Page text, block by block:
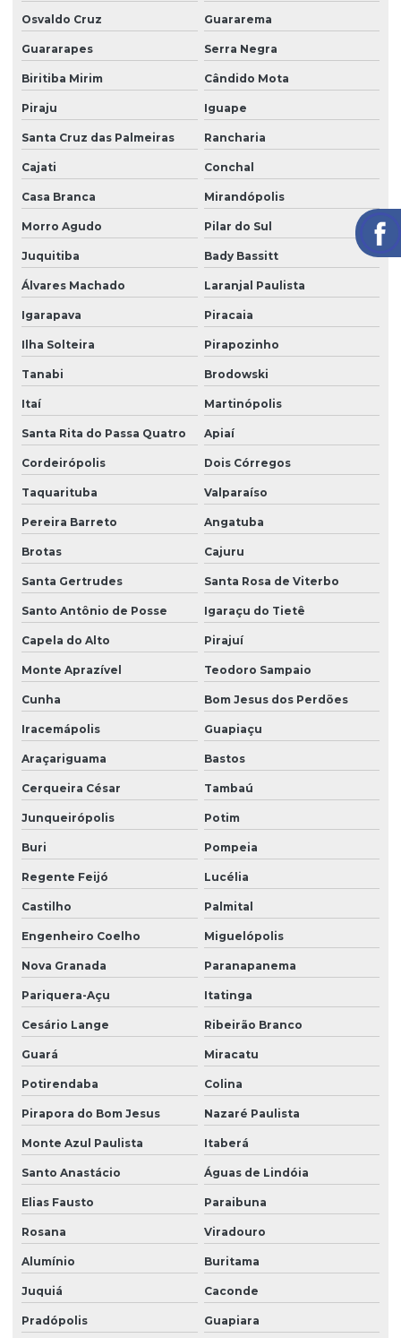
Portaria remota preço
Portaria e zeladoria
Portaria e zeladoria terceirizadas
Poste de câmeras
Recepção e portaria
Recepção e segurança em portarias
Recepção terceirização
Segurança eletrônica
Segurança portaria zeladoria
Serviço de câmeras 24 horas
Serviço de facilities
Serviço de limpeza para empresas
Serviço de limpeza com equipamentos profissionais
Serviço de limpeza terceirizado
Serviço de limpeza terceirizado preço
Serviço de limpeza de vidros
Serviço de limpeza zeladoria
Serviço de portaria virtual
Serviço de portaria e zeladoria
Serviço de terceirização de limpeza
Serviço terceirizado de limpeza
Serviço de zelador condomínio
Serviços de portaria e limpeza
Serviços de portaria e recepção
Serviços de recepção e portaria
Serviços de terceirização de recepção
Serviços de zeladoria limpeza
Serviços de zeladoria e segurança em condomínios
Sistema de portaria virtual
Soluções em facilities
Terceirização de limpeza
Terceirização de zeladoria
Terceirizada de limpeza
Osvaldo Cruz Guararema
Guararapes Serra Negra
Biritiba Mirim Cândido Mota
Piraju Iguape
Santa Cruz das Palmeiras Rancharia
Cajati Conchal
Casa Branca Mirandópolis
Morro Agudo Pilar do Sul
Juquitiba Bady Bassitt
Álvares Machado Laranjal Paulista
Igarapava Piracaia
Ilha Solteira Pirapozinho
Tanabi Brodowski
Itaí Martinópolis
Santa Rita do Passa Quatro Apiaí
Cordeirópolis Dois Córregos
Taquarituba Valparaíso
Pereira Barreto Angatuba
Brotas Cajuru
Santa Gertrudes Santa Rosa de Viterbo
Santo Antônio de Posse Igaraçu do Tietê
Capela do Alto Pirajuí
Monte Aprazível Teodoro Sampaio
Cunha Bom Jesus dos Perdões
Iracemápolis Guapiaçu
Araçariguama Bastos
Cerqueira César Tambaú
Junqueirópolis Potim
Buri Pompeia
Regente Feijó Lucélia
Castilho Palmital
Engenheiro Coelho Miguelópolis
Nova Granada Paranapanema
Pariquera-Açu Itatinga
Cesário Lange Ribeirão Branco
Guará Miracatu
Potirendaba Colina
Pirapora do Bom Jesus Nazaré Paulista
Monte Azul Paulista Itaberá
Santo Anastácio Águas de Lindóia
Elias Fausto Paraibuna
Rosana Viradouro
Alumínio Buritama
Juquiá Caconde
Pradópolis Guapiara